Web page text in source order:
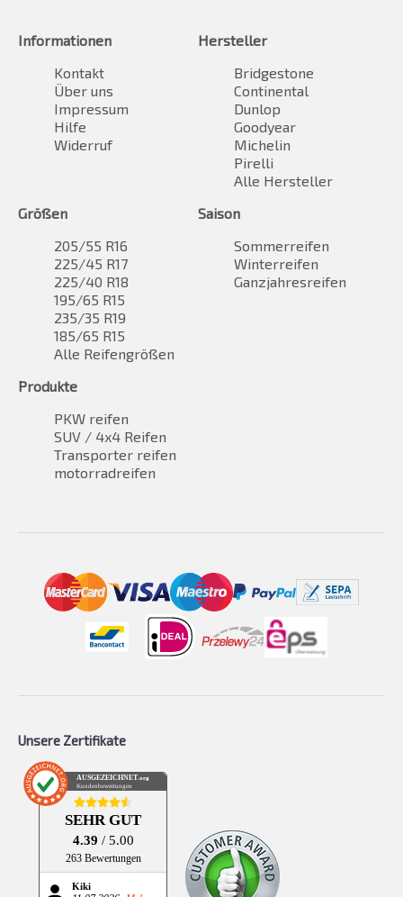
Informationen
Kontakt
Über uns
Impressum
Hilfe
Widerruf
Hersteller
Bridgestone
Continental
Dunlop
Goodyear
Michelin
Pirelli
Alle Hersteller
Größen
205/55 R16
225/45 R17
225/40 R18
195/65 R15
235/35 R19
185/65 R15
Alle Reifengrößen
Saison
Sommerreifen
Winterreifen
Ganzjahresreifen
Produkte
PKW reifen
SUV / 4x4 Reifen
Transporter reifen
motorradreifen
Unsere Zertifikate
AUSGEZEICHNET .org
Kundenbewertungen
SEHR GUT
4.39 / 5.00
263 Bewertungen
Kiki